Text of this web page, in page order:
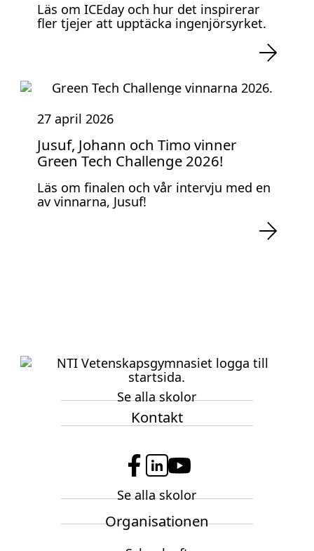
Läs om ICEday och hur det inspirerar
fler tjejer att upptäcka ingenjörsyrket.
27 april 2026
Jusuf, Johann och Timo vinner
Green Tech Challenge 2026!
Läs om finalen och vår intervju med en
av vinnarna, Jusuf!
Se alla skolor
Kontakt
a
e
i
k
o
t
Se alla skolor
Organisationen